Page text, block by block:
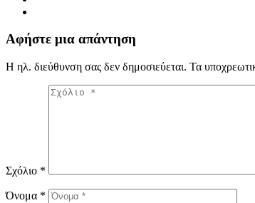
Αφήστε μια απάντηση
Η ηλ. διεύθυνση σας δεν δημοσιεύεται. Τα
Σχόλιο *
Όνομα *